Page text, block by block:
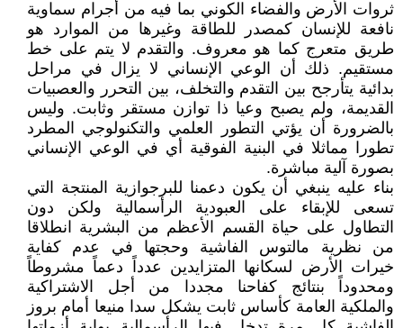
ثروات الأرض والفضاء الكوني بما فيه من أجرام سماوية
نافعة للإنسان كمصدر للطاقة وغيرها من الموارد هو
طريق متعرج كما هو معروف. والتقدم لا يتم على خط
مستقيم. ذلك أن الوعي الإنساني لا يزال في مراحل
بدائية يتأرجح بين التقدم والتخلف، بين التحرر والعصبيات
القديمة، ولم يصبح وعيا ذا توازن مستقر وثابت. وليس
بالضرورة أن يؤتي التطور العلمي والتكنولوجي المطرد
تطورا مماثلا في البنية الفوقية أي في الوعي الإنساني
بصورة آلية مباشرة.
بناء عليه ينبغي أن يكون دعمنا للبرجوازية المنتجة التي
تسعى للإبقاء على العبودية الرأسمالية ولكن دون
التطاول على حياة القسم الأعظم من البشرية انطلاقا
من نظرية مالتوس الفاشية وحجتها في عدم كفاية
خيرات الأرض لسكانها المتزايدين عدداً دعماً مشروطاً
ومحدوداً بنتائج كفاحنا مجددا من أجل الاشتراكية
والملكية العامة كأساس ثابت يشكل سدا منيعا أمام بروز